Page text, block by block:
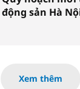
động sản Hà
Xem thêm